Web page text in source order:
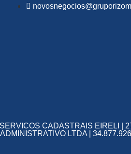
CADASTRAIS EIRELI |
LTDA |